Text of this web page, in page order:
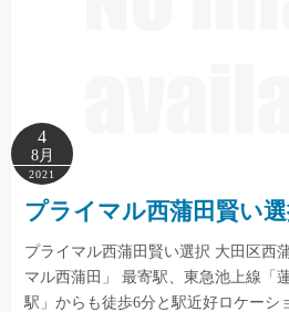
4
8月
2021
プライマル西蒲田賢い
プライマル西蒲田賢い選択 大田区西
マル西蒲田」 最寄駅、東急池上線「
駅」からも徒歩6分と駅近好ロケーシ